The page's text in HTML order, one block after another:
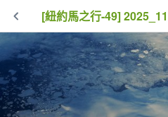
[紐約馬之行-49]